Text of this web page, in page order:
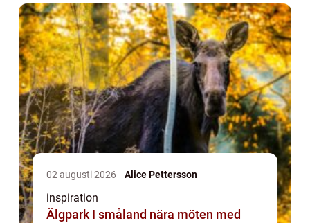
02 augusti 2026 Alice Pettersson
inspiration
Älgpark I småland nära möten med